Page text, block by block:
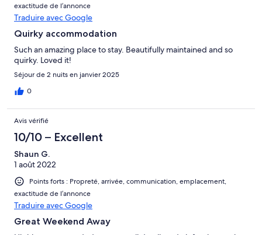
exactitude de l’annonce
Traduire avec Google
Quirky accommodation
Such an amazing place to stay. Beautifully maintained and so
quirky. Loved it!
Séjour de 2 nuits en janvier 2025
0
Avis vérifié
10/10 – Excellent
Shaun G.
1 août 2022
Points forts : Propreté, arrivée, communication, emplacement,
exactitude de l’annonce
Traduire avec Google
Great Weekend Away